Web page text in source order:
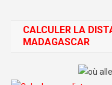
CALCULER LA
MADAGASCAR